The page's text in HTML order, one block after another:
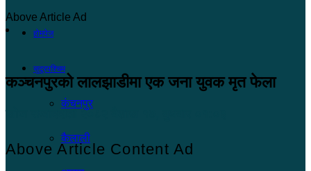
होमपेज
सुदूरपश्चिम
कंचनपुर
कैलाली
Above Article Ad
कञ्चनपुरको लालझाडीमा एक जना युवक मृत फेला
२०८२ बैशाख १७, बुधबार ०१:०३
Above Article Content Ad